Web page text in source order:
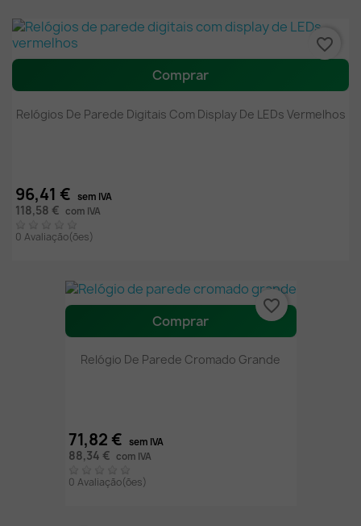
Comprar
Relógios De Parede Digitais Com Display De LEDs Vermelhos
96,41 € sem IVA
118,58 € com IVA
0 Avaliação(ões)
favorite_border
Comprar
Relógio De Parede Cromado Grande
71,82 € sem IVA
88,34 € com IVA
0 Avaliação(ões)
favorite_border